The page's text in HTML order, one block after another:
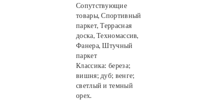
Сопутствующие
товары, Спортивный
паркет, Террасная
доска, Техномассив,
Фанера, Штучный
паркет
Классика: береза;
вишня; дуб; венге;
светлый и темный
орех.